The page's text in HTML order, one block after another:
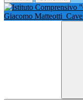
Giacomo Matteotti Cave